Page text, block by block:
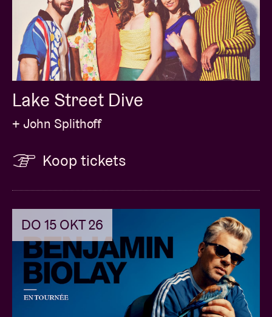
Lake Street Dive
+ John Splithoff
Koop tickets
DO 15 OKT 26